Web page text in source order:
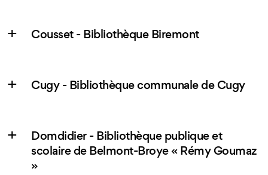
Cousset - Bibliothèque Biremont
Cugy - Bibliothèque communale de Cugy
Domdidier - Bibliothèque publique et
scolaire de Belmont-Broye « Rémy Goumaz
»